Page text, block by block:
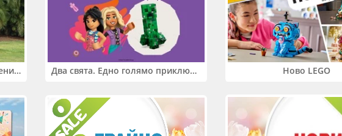
Двойно повече лятно забавление! Купи 2 продукта INTEX и вземи -33% Два свята. Едно голямо приключение. Купи 2 продукта LEGO® Friends и/или LEGO® Minecraft и вземи -27% Ново LEGO